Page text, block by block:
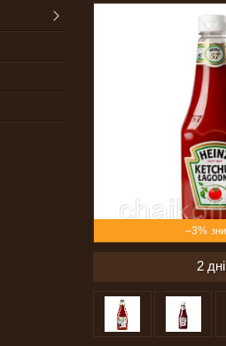
–3%
2 дні